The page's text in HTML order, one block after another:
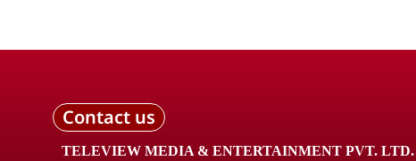
Contact us
TELEVIEW MEDIA & ENTERTAINMENT PVT. LTD.